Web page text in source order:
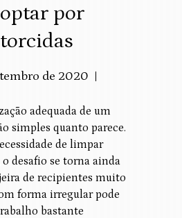
por
de 2020
adequada de um
simples quanto parece.
de limpar
desafio se torna ainda
de recipientes muito
forma irregular pode
bastante